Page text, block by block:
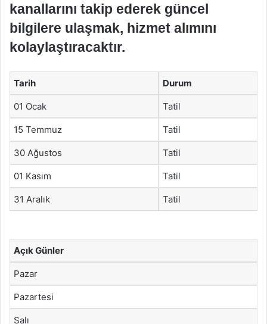
kanallarını takip ederek güncel
bilgilere ulaşmak, hizmet alımını
kolaylaştıracaktır.
Tarih Durum
01 Ocak Tatil
15 Temmuz Tatil
30 Ağustos Tatil
01 Kasım Tatil
31 Aralık Tatil
Açık Günler
Pazar
Pazartesi
Salı